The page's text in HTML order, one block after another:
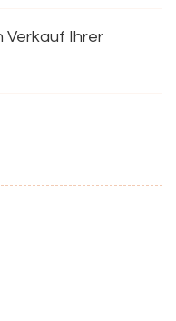
Verkauf Ihrer